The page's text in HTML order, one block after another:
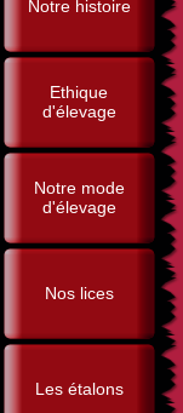
Notre histoire
Ethique
d'élevage
Notre mode
d'élevage
Nos lices
Les étalons